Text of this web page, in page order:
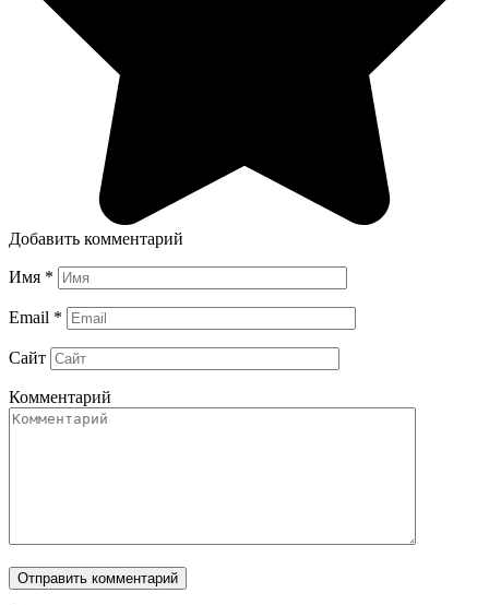
Добавить комментарий
Имя *
Email *
Сайт
Комментарий